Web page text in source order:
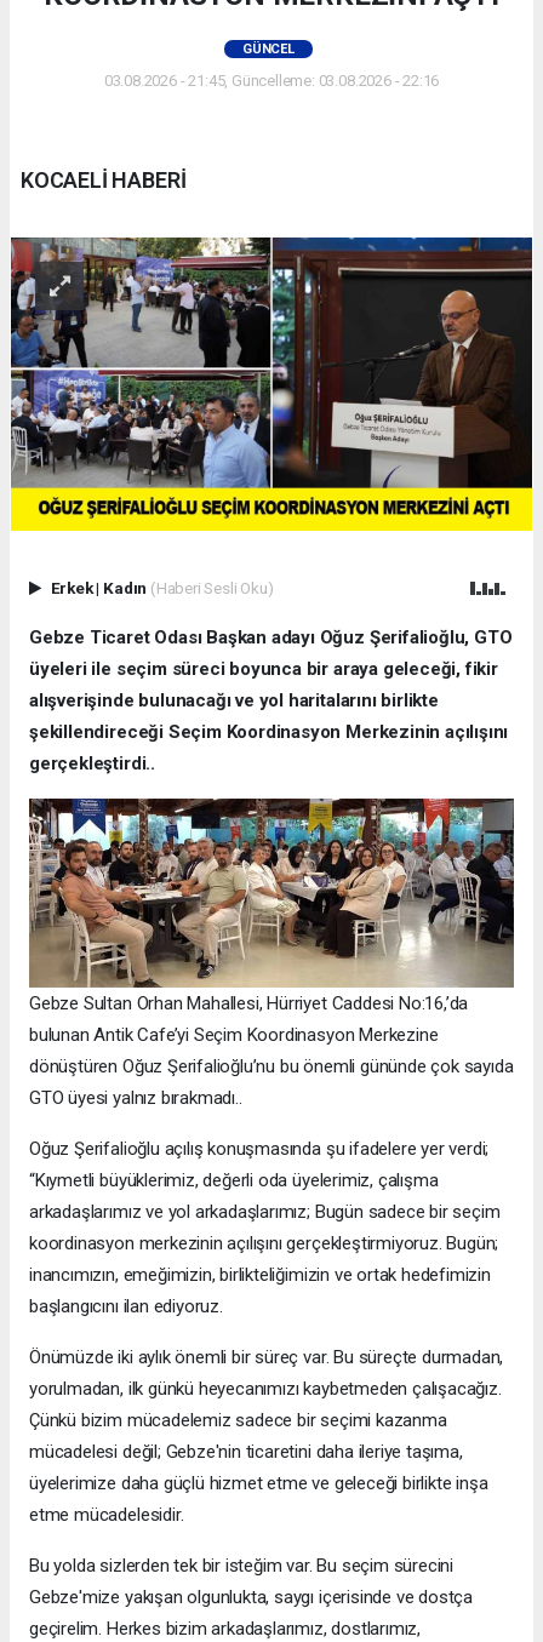
GÜNCEL
03.08.2026 - 21:45, Güncelleme: 03.08.2026 - 22:16
KOCAELİ HABERİ
Erkek| Kadın (Haberi Sesli Oku)
Gebze Ticaret Odası Başkan adayı Oğuz Şerifalioğlu, GTO
üyeleri ile seçim süreci boyunca bir araya geleceği, fikir
alışverişinde bulunacağı ve yol haritalarını birlikte
şekillendireceği Seçim Koordinasyon Merkezinin açılışını
gerçekleştirdi..
Gebze Sultan Orhan Mahallesi, Hürriyet Caddesi No:16,’da
bulunan Antik Cafe’yi Seçim Koordinasyon Merkezine
dönüştüren Oğuz Şerifalioğlu’nu bu önemli gününde çok sayıda
GTO üyesi yalnız bırakmadı..
Oğuz Şerifalioğlu açılış konuşmasında şu ifadelere yer verdi;
“Kıymetli büyüklerimiz, değerli oda üyelerimiz, çalışma
arkadaşlarımız ve yol arkadaşlarımız; Bugün sadece bir seçim
koordinasyon merkezinin açılışını gerçekleştirmiyoruz. Bugün;
inancımızın, emeğimizin, birlikteliğimizin ve ortak hedefimizin
başlangıcını ilan ediyoruz.
Önümüzde iki aylık önemli bir süreç var. Bu süreçte durmadan,
yorulmadan, ilk günkü heyecanımızı kaybetmeden çalışacağız.
Çünkü bizim mücadelemiz sadece bir seçimi kazanma
mücadelesi değil; Gebze'nin ticaretini daha ileriye taşıma,
üyelerimize daha güçlü hizmet etme ve geleceği birlikte inşa
etme mücadelesidir.
Bu yolda sizlerden tek bir isteğim var. Bu seçim sürecini
Gebze'mize yakışan olgunlukta, saygı içerisinde ve dostça
geçirelim. Herkes bizim arkadaşlarımız, dostlarımız,